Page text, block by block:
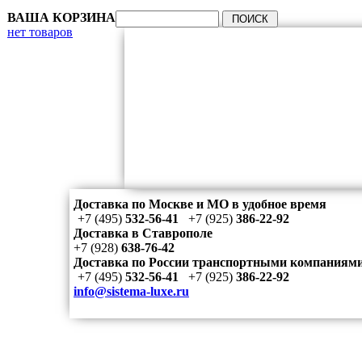
ВАША КОРЗИНА
нет товаров
Доставка по Москве и МО в удобное время
+7 (495) 532-56-41 +7 (925) 386-22-92
Доставка в Ставрополе
+7 (928) 638-76-42
Доставка по России транспортными
+7 (495) 532-56-41 +7 (925) 386-22-92
info@sistema-luxe.ru